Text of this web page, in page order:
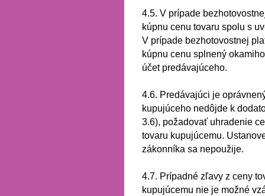
4.5. V prípade
kúpnu cenu tovaru spolu s
V prípade bezhotovostnej
kúpnu cenu splnený
účet predávajúceho.
4.6. Predávajúci je
kupujúceho nedôjde k
3.6), požadovať uhradenie
tovaru kupujúcemu.
zákonníka sa nepoužije.
4.7. Prípadné zľavy z ceny
kupujúcemu nie je možné